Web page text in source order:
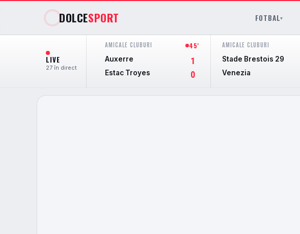
DOLCESPORT FOTBAL▾
LIVE
27 în direct
AMICALE CLUBURI 45'
Auxerre 1
Estac Troyes 0
AMICALE CLUBURI
Stade Brestois 29
Venezia